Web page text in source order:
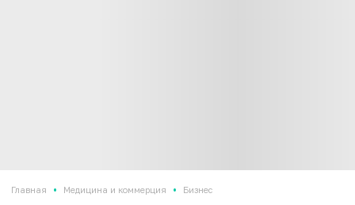
Главная • Медицина и коммерция • Бизнес